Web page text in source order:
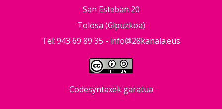
San Esteban 20
Tolosa (Gipuzkoa)
Tel: 943 69 89 35 - info@28kanala.eus
Codesyntaxek garatua